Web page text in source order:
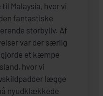
Malaysia, hvor vi
fantastiske
storbyliv. Af
var der særlig
et kæmpe
hvor vi
lægge
nyudklækkede